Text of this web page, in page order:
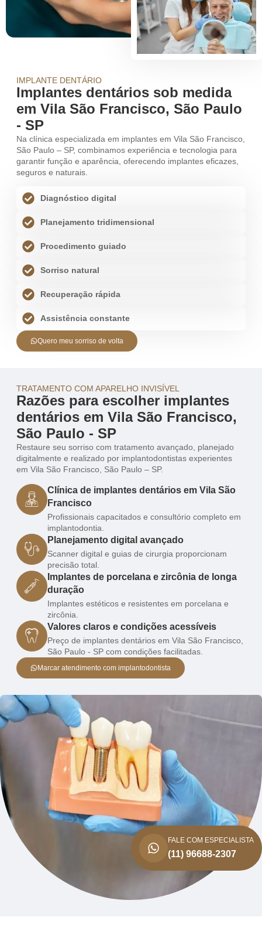
IMPLANTE DENTÁRIO
Implantes dentários sob medida
em Vila São Francisco, São Paulo
- SP
Na clínica especializada em implantes em Vila São Francisco,
São Paulo – SP, combinamos experiência e tecnologia para
garantir função e aparência, oferecendo implantes eficazes,
seguros e naturais.
Diagnóstico digital
Planejamento tridimensional
Procedimento guiado
Sorriso natural
Recuperação rápida
Assistência constante
Quero meu sorriso de volta
TRATAMENTO COM APARELHO INVISÍVEL
Razões para escolher implantes
dentários em Vila São Francisco,
São Paulo - SP
Restaure seu sorriso com tratamento avançado, planejado
digitalmente e realizado por implantodontistas experientes
em Vila São Francisco, São Paulo – SP.
Clínica de implantes dentários em Vila São
Francisco
Profissionais capacitados e consultório completo em
implantodontia.
Planejamento digital avançado
Scanner digital e guias de cirurgia proporcionam
precisão total.
Implantes de porcelana e zircônia de longa
duração
Implantes estéticos e resistentes em porcelana e
zircônia.
Valores claros e condições acessíveis
Preço de implantes dentários em Vila São Francisco,
São Paulo - SP com condições facilitadas.
Marcar atendimento com implantodontista
FALE COM ESPECIALISTA
(11) 96688-2307